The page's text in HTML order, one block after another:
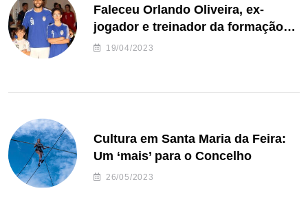
Faleceu Orlando Oliveira, ex-
jogador e treinador da formação
de andebol do Feirense
19/04/2023
Cultura em Santa Maria da Feira:
Um ‘mais’ para o Concelho
26/05/2023